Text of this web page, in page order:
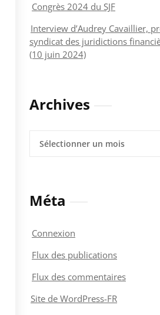
Congrès 2024 du SJF
Interview d’Audrey Cavaillier,
syndicat des juridictions
(10 juin 2024)
Archives
Méta
Connexion
Flux des publications
Flux des commentaires
Site de WordPress-FR